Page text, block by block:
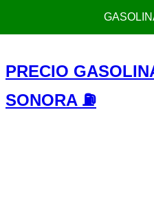
PRECIO
SONORA ⛽